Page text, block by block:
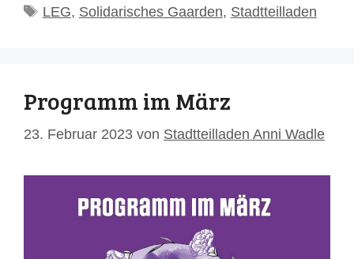
Schlagwörter
LEG, Solidarisches Gaarden, Stadtteilladen
Programm im März
23. Februar 2023 von Stadtteilladen Anni Wadle